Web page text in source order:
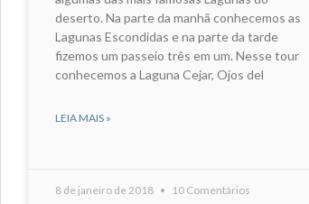
deserto. Na parte da manhã conhecemos as
Lagunas Escondidas e na parte da tarde
fizemos um passeio três em um. Nesse tour
conhecemos a Laguna Cejar, Ojos del
LEIA MAIS »
8 de janeiro de 2018 10 Comentários